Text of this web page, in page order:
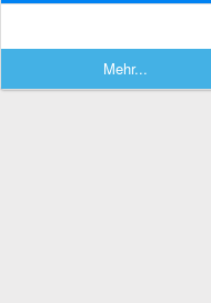
Mehr...